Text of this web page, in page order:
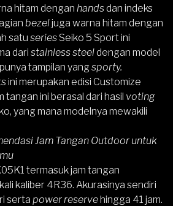
hitam dengan handsdan indeks
bezeljuga warna hitam dengan
satu series Seiko 5 Sportini
dari stainless steeldengan model
tampilan yang sporty.
ini merupakan edisi Customize
tangan ini berasal dari hasil voting
yang mana modelnya mewakili
Jam Tangan Outdoor untuk
termasuk jam tangan
kaliber 4R36. Akurasinya sendiri
serta power reservehingga 41 jam.